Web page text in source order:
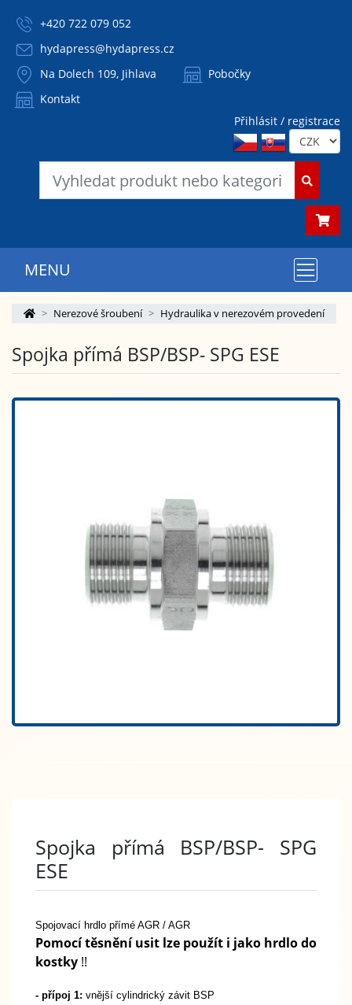
+420 722 079 052
hydapress@hydapress.cz
Na Dolech 109, Jihlava
Pobočky
Kontakt
Přihlásit / registrace
MENU
Nerezové šroubení Hydraulika v nerezovém provedení
Spojka přímá BSP/BSP- SPG ESE
Spojka přímá BSP/BSP- SPG
ESE
Spojovací hrdlo přímé AGR / AGR
Pomocí těsnění usit lze použít i jako hrdlo do
kostky !!
- přípoj 1: vnější cylindrický závit BSP